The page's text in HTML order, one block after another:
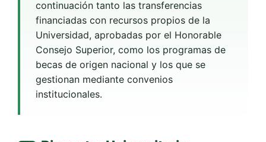
continuación tanto las transferencias
financiadas con recursos propios de la
Universidad, aprobadas por el Honorable
Consejo Superior, como los programas de
becas de origen nacional y los que se
gestionan mediante convenios
institucionales.